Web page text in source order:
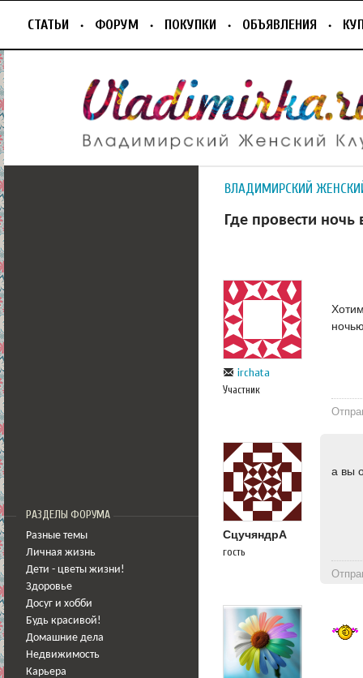
СТАТЬИ ФОРУМ ПОКУПКИ ОБЪЯВЛЕНИЯ
РАЗДЕЛЫ ФОРУМА
Разные темы
Личная жизнь
Дети - цветы жизни!
Здоровье
Досуг и хобби
Будь красивой!
Домашние дела
Недвижимость
Карьера
ВЛАДИМИРСКИЙ
Где провести
irchata
Участник
СцучяндрА
гость
а вы